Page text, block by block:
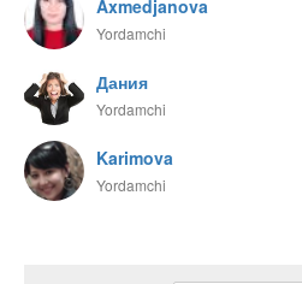
Axmedjanova
Yordamchi
Дания
Yordamchi
Karimova
Yordamchi